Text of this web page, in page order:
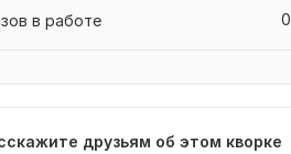
0
в работе
друзьям об этом кворке